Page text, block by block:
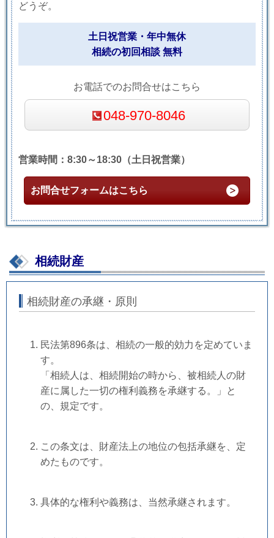
どうぞ。
土日祝営業・年中無休
相続の初回相談 無料
お電話でのお問合せはこちら
048-970-8046
営業時間：8:30～18:30（土日祝営業）
お問合せフォームはこちら
相続財産
相続財産の承継・原則
民法第896条は、相続の一般的効力を定めていま
す。
「相続人は、相続開始の時から、被相続人の財
産に属した一切の権利義務を承継する。」と
の、規定です。
この条文は、財産法上の地位の包括承継を、定
めたものです。
具体的な権利や義務は、当然承継されます。